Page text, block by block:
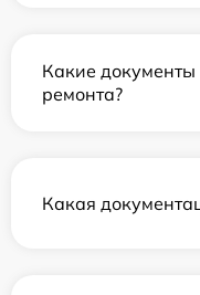
Какие
ремонта?
Какая